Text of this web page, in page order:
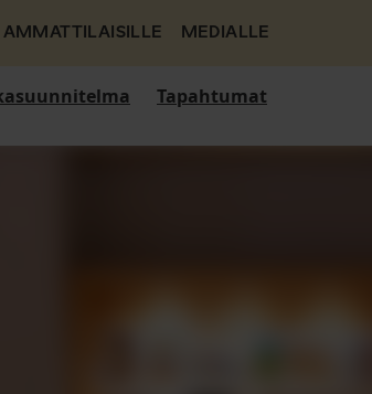
AMMATTILAISILLE MEDIALLE
Tapahtumat